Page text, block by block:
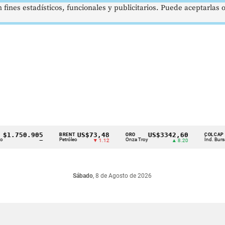
BRENT
Petróleo
US$73,48
▼ 1.12 Onza Troy
US$3342,60
▲ 8.20
COLCAP
Índ. Bursátil
Sábado, 8 de Agosto de 2026
estadísticos, funcionales y publicitarios. Puede aceptarlas